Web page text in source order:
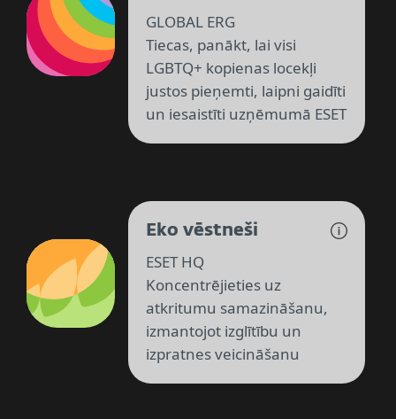
GLOBAL ERG
Tiecas, panākt, lai visi
LGBTQ+ kopienas locekļi
justos pieņemti, laipni gaidīti
un iesaistīti uzņēmumā ESET
Eko vēstneši
ESET HQ
Koncentrējieties uz
atkritumu samazināšanu,
izmantojot izglītību un
izpratnes veicināšanu